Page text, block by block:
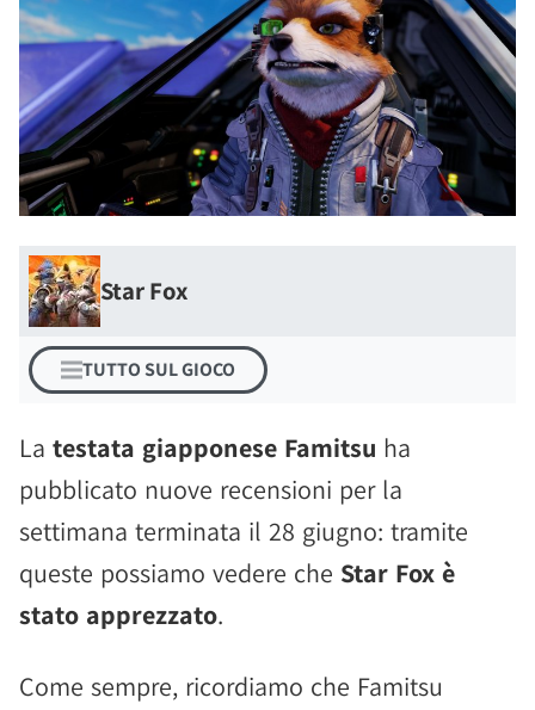
Star Fox
TUTTO SUL GIOCO
La testata giapponese Famitsu ha
pubblicato nuove recensioni per la
settimana terminata il 28 giugno: tramite
queste possiamo vedere che Star Fox è
stato apprezzato.
Come sempre, ricordiamo che Famitsu